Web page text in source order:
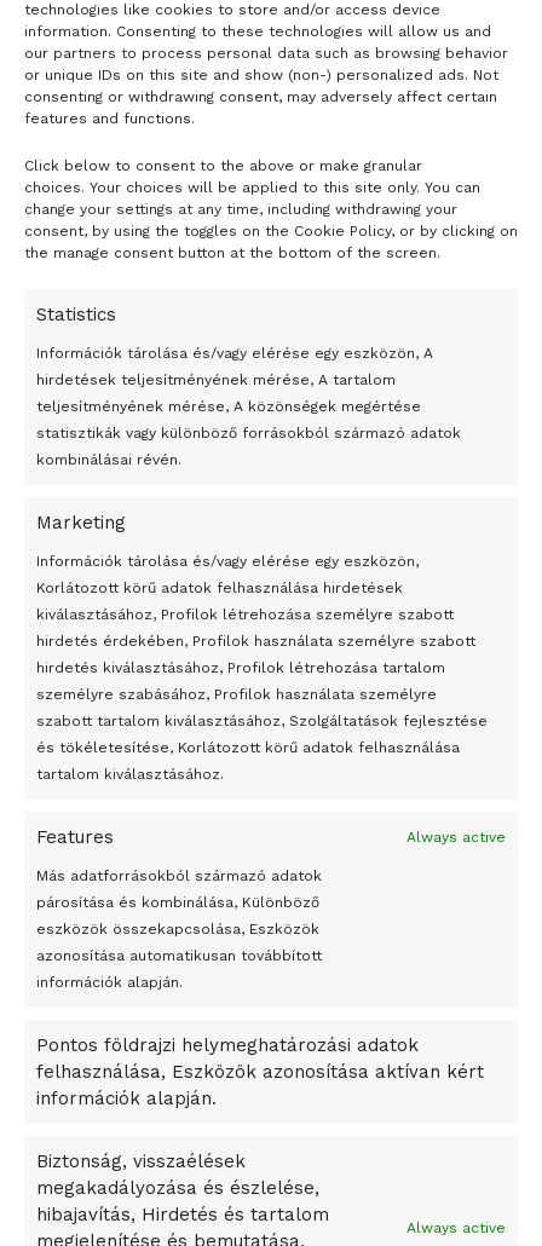
technologies like cookies to store and/or access device
information. Consenting to these technologies will allow us and
our partners to process personal data such as browsing behavior
or unique IDs on this site and show (non-) personalized ads. Not
consenting or withdrawing consent, may adversely affect certain
features and functions.
Click below to consent to the above or make granular
choices. Your choices will be applied to this site only. You can
change your settings at any time, including withdrawing your
consent, by using the toggles on the Cookie Policy, or by clicking on
the manage consent button at the bottom of the screen.
Statistics
Információk tárolása és/vagy elérése egy eszközön, A
hirdetések teljesítményének mérése, A tartalom
teljesítményének mérése, A közönségek megértése
statisztikák vagy különböző forrásokból származó adatok
kombinálásai révén.
Marketing
Információk tárolása és/vagy elérése egy eszközön,
Korlátozott körű adatok felhasználása hirdetések
kiválasztásához, Profilok létrehozása személyre szabott
hirdetés érdekében, Profilok használata személyre szabott
hirdetés kiválasztásához, Profilok létrehozása tartalom
személyre szabásához, Profilok használata személyre
szabott tartalom kiválasztásához, Szolgáltatások fejlesztése
és tökéletesítése, Korlátozott körű adatok felhasználása
tartalom kiválasztásához.
Features Always active
Más adatforrásokból származó adatok
párosítása és kombinálása, Különböző
eszközök összekapcsolása, Eszközök
azonosítása automatikusan továbbított
információk alapján.
Pontos földrajzi helymeghatározási adatok
felhasználása, Eszközök azonosítása aktívan kért
információk alapján.
Biztonság, visszaélések
megakadályozása és észlelése,
hibajavítás, Hirdetés és tartalom
megjelenítése és bemutatása,
Always active
- H I R D E T É S -
Átmenetileg szünetelnek az összecsapások Bahmutnál
Egy vagyonért adták el Banksy művét miután elégették.
Az 1950-ben elhunyt alkotók művei szabadon
felhasználhatóvá válnak
Peking – A visegrádi országok zsidó kulturális örökségét
bemutató fotókiállítás nyílt
Megveszi az osztrák Wienerberger az amerikai Meridian
Bricket
A Startup Campus egyetemi programjainak legjobbjai az
A Ringo Starr új albummal jelentkezik
A Vajdasági Magyar Szövetség államtitkárait kinevezték
Dzsingisz kán hódító hadjárata okozta
Kuramagomedov ötödik, Muszukajev elődöntős – Birkózó
világkupa